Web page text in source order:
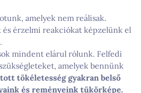
amelyek nem reálisak.
és érzelmi reakciókat képzelünk el
mindent elárul rólunk. Felfedi
amelyek bennünk
tökéletesség gyakran belső
és reményeink tükörképe.